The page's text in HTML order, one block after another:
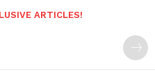
ARTICLES!